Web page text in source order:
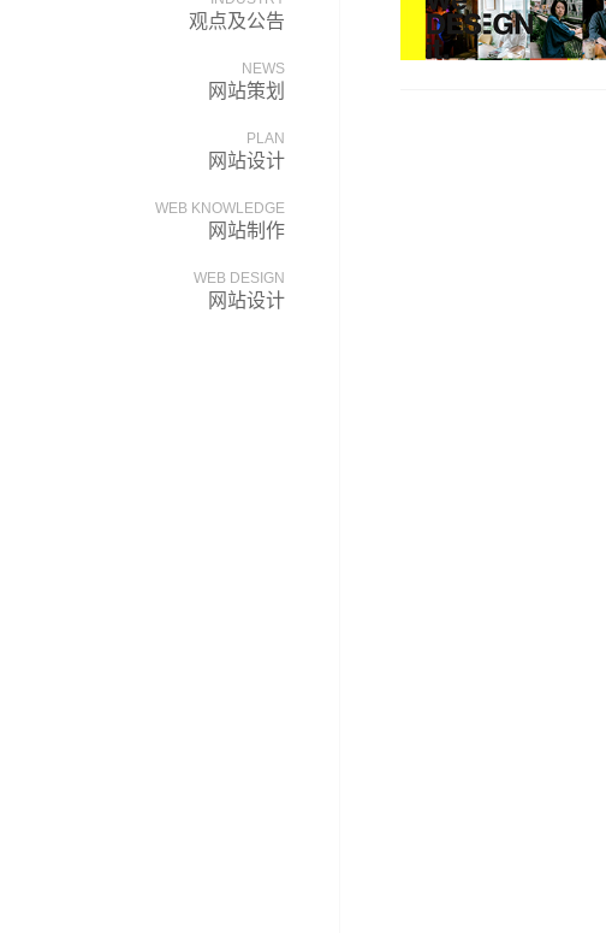
观点及公告
NEWS
网站策划
PLAN
网站设计
WEB KNOWLEDGE
网站制作
WEB DESIGN
网站设计